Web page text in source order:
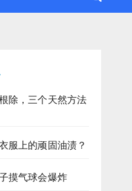
除，三个天然方法
服上的顽固油渍？
摸气球会爆炸